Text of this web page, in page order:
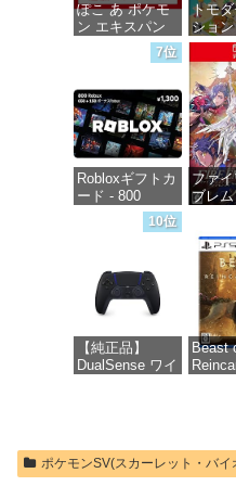
ぽこ あ ポケモ
ン エキスパン
ションパス|オン
ラインコード版
価格：¥4,400
トモ
ショ
く生
価
7位
Robloxギフトカ
ード - 800
Robux 【限定バ
ーチャルアイテ
ームコード】
ロブロックス |
オンラインコー
ド版
価格：¥1,300
ファ
ブレ
紅 -
価
10位
【純正品】
DualSense ワイ
ZCT2J01)
Beast
価
ポケモンSV(スカーレット・バイ